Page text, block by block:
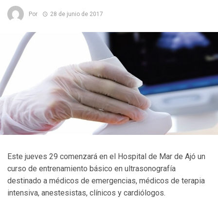
Por 28 de junio de 2017
Este jueves 29 comenzará en el Hospital de Mar de Ajó un
curso de entrenamiento básico en ultrasonografía
destinado a médicos de emergencias, médicos de terapia
intensiva, anestesistas, clínicos y cardiólogos.